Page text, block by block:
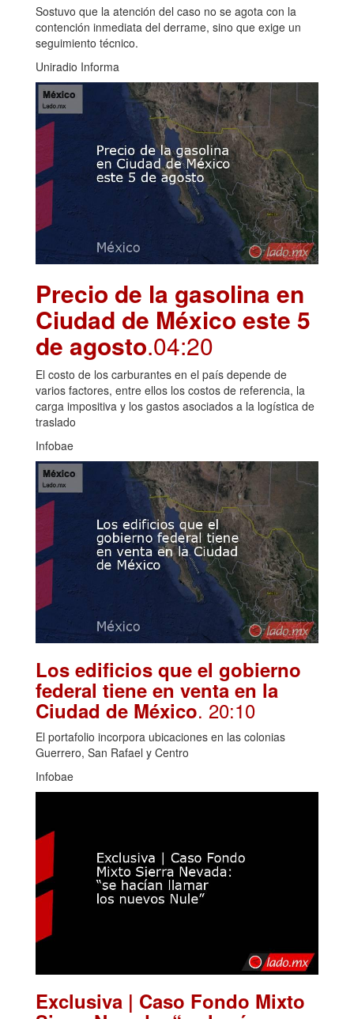
Sostuvo que la atención del caso no se agota con la
contención inmediata del derrame, sino que exige un
seguimiento técnico.
Uniradio Informa
Precio de la gasolina en
Ciudad de México este 5
de agosto.04:20
El costo de los carburantes en el país depende de
varios factores, entre ellos los costos de referencia, la
carga impositiva y los gastos asociados a la logística de
traslado
Infobae
Los edificios que el gobierno
federal tiene en venta en la
Ciudad de México. 20:10
El portafolio incorpora ubicaciones en las colonias
Guerrero, San Rafael y Centro
Infobae
Exclusiva | Caso Fondo Mixto